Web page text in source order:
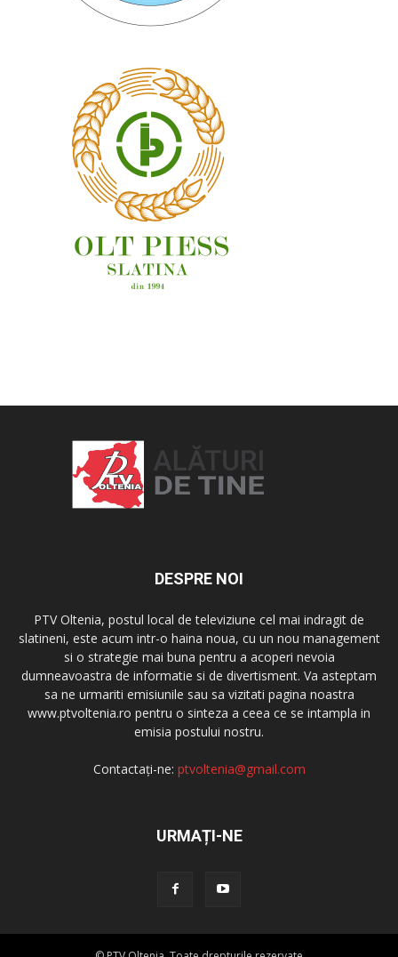
DESPRE NOI
PTV Oltenia, postul local de televiziune cel mai indragit de
slatineni, este acum intr-o haina noua, cu un nou management
si o strategie mai buna pentru a acoperi nevoia
dumneavoastra de informatie si de divertisment. Va asteptam
sa ne urmariti emisiunile sau sa vizitati pagina noastra
www.ptvoltenia.ro pentru o sinteza a ceea ce se intampla in
emisia postului nostru.
Contactați-ne: ptvoltenia@gmail.com
URMAȚI-NE